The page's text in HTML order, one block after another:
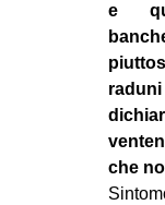
e
che